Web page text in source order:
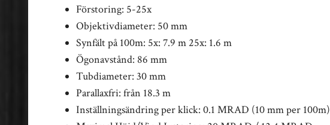
Förstoring: 5-25x
Objektivdiameter: 50 mm
Synfält på 100m: 5x: 7.9 m 25x: 1.6 m
Ögonavstånd: 86 mm
Tubdiameter: 30 mm
Parallaxfri: från 18.3 m
Inställningsändring per klick: 0.1 MRAD (10 mm per 100m)